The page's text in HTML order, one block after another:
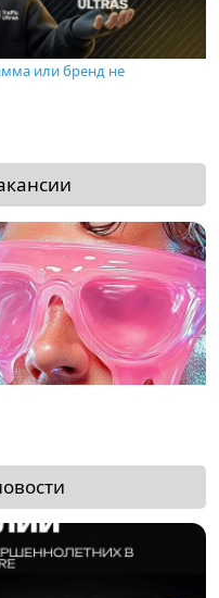
или бренд не